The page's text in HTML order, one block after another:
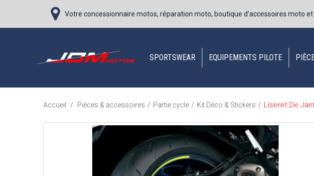
Votre concessionnaire motos, réparation moto, boutique d’accessoires moto
SPORTSWEAR EQUIPEMENTS PILOTE
Accueil / Pièces & accessoires / Partie cycle / Kit Déco & Stickers / Liseret De